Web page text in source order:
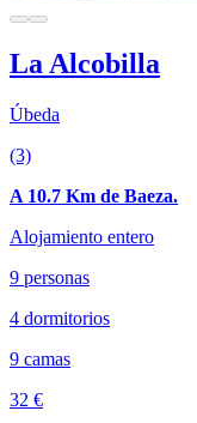
La Alcobilla
Úbeda
(3)
A 10.7 Km de Baeza.
Alojamiento entero
9 personas
4 dormitorios
9 camas
32 €